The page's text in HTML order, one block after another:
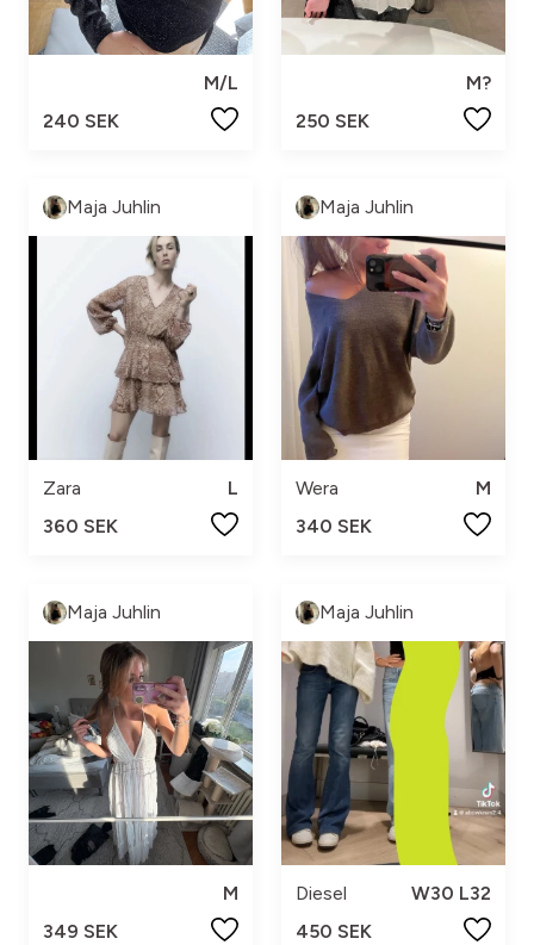
M/L
240 SEK
M?
250 SEK
Maja Juhlin
Zara
L
360 SEK
Maja Juhlin
Wera
M
340 SEK
Maja Juhlin
M
349 SEK
Maja Juhlin
Diesel
W30 L32
450 SEK